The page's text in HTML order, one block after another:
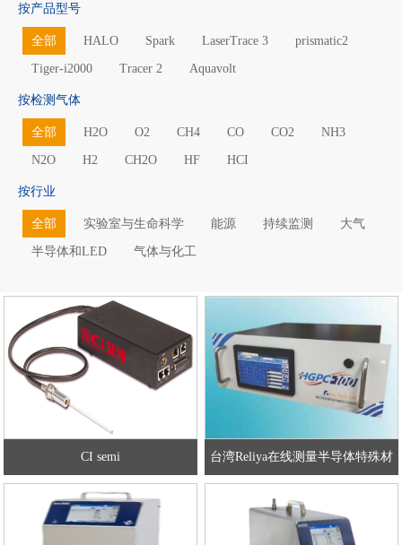
按产品型号
全部 HALO Spark LaserTrace 3 prismatic2
Tiger-i2000 Tracer 2 Aquavolt
按检测气体
全部 H2O O2 CH4 CO CO2 NH3
N2O H2 CH2O HF HCI
按行业
全部 实验室与生命科学 能源 持续监测 大气
半导体和LED 气体与化工
CI semi 台湾Reliya在线测量半导体特殊材